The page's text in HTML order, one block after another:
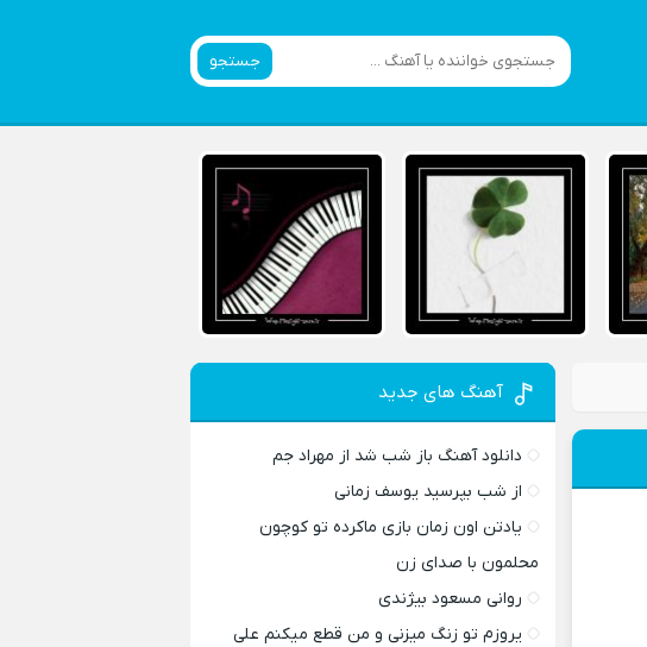
جستجو
آهنگ های جدید
دانلود آهنگ باز شب شد از مهراد جم
از شب بپرسید یوسف زمانی
یادتن اون زمان بازی ماکرده تو کوچون
محلمون با صدای زن
روانی مسعود بیژندی
یروزم تو زنگ میزنی و من قطع میکنم علی